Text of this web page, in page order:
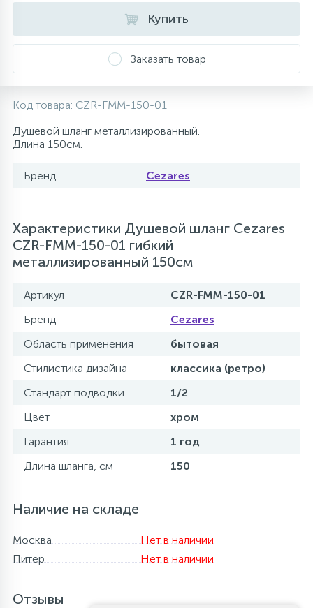
Напольные смесители
Душевые системы
Купить
Заказать товар
Код товара: CZR-FMM-150-01
Душевой шланг металлизированный.
Длина 150см.
Бренд Cezares
Характеристики Душевой шланг Cezares
CZR-FMM-150-01 гибкий
металлизированный 150см
Артикул
CZR-FMM-150-01
Бренд
Cezares
Область применения
бытовая
Стилистика дизайна
классика (ретро)
Стандарт подводки
1/2
Цвет
хром
Гарантия
1 год
Длина шланга, см
150
Наличие на складе
Москва
Нет в наличии
Питер
Нет в наличии
Отзывы